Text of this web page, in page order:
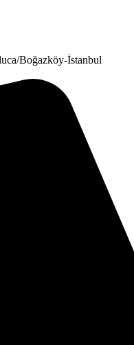
Boğazköy-İstanbul